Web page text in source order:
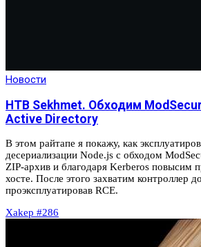
Новости
HTB Sekhmet. Обходим
Active Directory
В этом райтапе я покажу, как
десериализации Node.js с обходом
ZIP-архив и благодаря Kerberos повысим
хосте. После этого захватим контроллер
проэксплуатировав RCE.
Xakep #286